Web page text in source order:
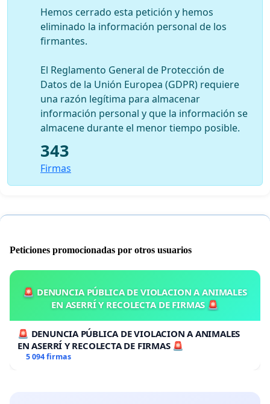
Hemos cerrado esta petición y hemos
eliminado la información personal de los
firmantes.
El Reglamento General de Protección de
Datos de la Unión Europea (GDPR) requiere
una razón legítima para almacenar
información personal y que la información se
almacene durante el menor tiempo posible.
343
Firmas
Peticiones promocionadas por otros usuarios
🚨 DENUNCIA PÚBLICA DE VIOLACION A ANIMALES
EN ASERRÍ Y RECOLECTA DE FIRMAS 🚨
🚨 DENUNCIA PÚBLICA DE VIOLACION A ANIMALES
EN ASERRÍ Y RECOLECTA DE FIRMAS 🚨
5 094 firmas